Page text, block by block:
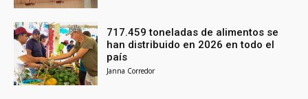
717.459 toneladas de alimentos se
han distribuido en 2026 en todo el
país
Janna Corredor